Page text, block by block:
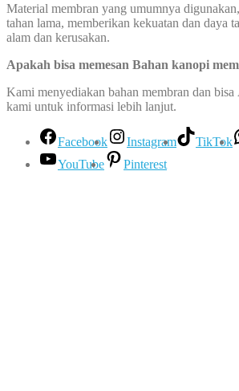
Material membran yang umumnya
tahan lama, memberikan kekuatan dan daya
alam dan kerusakan.
Apakah bisa memesan Bahan kanopi
Kami menyediakan bahan membran dan
kami untuk informasi lebih lanjut.
Facebook Instagram TikTok
YouTube
Pinterest